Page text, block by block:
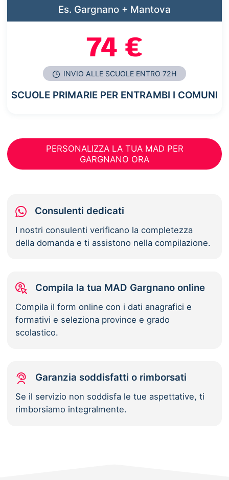
Es. Gargnano + Mantova
74 €
INVIO ALLE SCUOLE ENTRO 72H
SCUOLE PRIMARIE PER ENTRAMBI I COMUNI
PERSONALIZZA LA TUA MAD PER
GARGNANO ORA
Consulenti dedicati
I nostri consulenti verificano la completezza
della domanda e ti assistono nella compilazione.
Compila la tua MAD Gargnano online
Compila il form online con i dati anagrafici e
formativi e seleziona province e grado
scolastico.
Garanzia soddisfatti o rimborsati
Se il servizio non soddisfa le tue aspettative, ti
rimborsiamo integralmente.